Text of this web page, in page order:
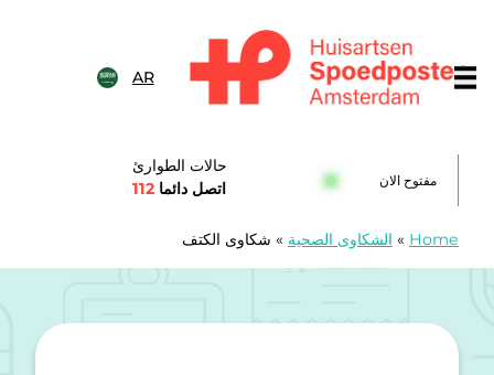
AR
مفتوح الان
حالات الطوارئ
اتصل دائما 112
Home
» الشكاوى الصحية » شكاوى الكتف